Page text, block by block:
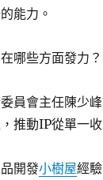
能力。
哪些方面發力？
員會主任陳少
推動IP從單一
開發小樹屋經